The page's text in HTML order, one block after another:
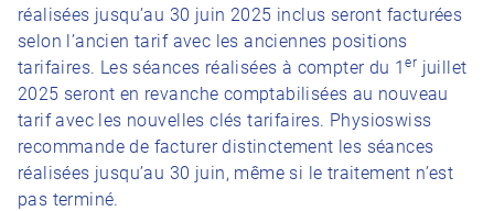
réalisées jusqu’au 30 juin 2025 inclus seront facturées
selon l’ancien tarif avec les anciennes positions
tarifaires. Les séances réalisées à compter du 1er juillet
2025 seront en revanche comptabilisées au nouveau
tarif avec les nouvelles clés tarifaires. Physioswiss
recommande de facturer distinctement les séances
réalisées jusqu’au 30 juin, même si le traitement n’est
pas terminé.